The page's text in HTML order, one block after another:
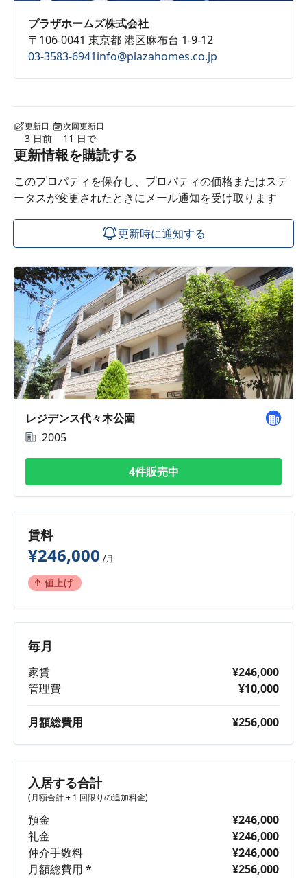
プラザホームズ株式会社
〒106-0041 東京都 港区麻布台 1-9-12
03-3583-6941info@plazahomes.co.jp
更新日
3 日前
次回更新日
11 日で
更新情報を購読する
このプロパティを保存し、プロパティの価格またはステ
ータスが変更されたときにメール通知を受け取ります
更新時に通知する
レジデンス代々木公園
2005
4件販売中
賃料
¥246,000 /月
値上げ
毎月
家賃
¥246,000
管理費
¥10,000
月額総費用 ¥256,000
入居する合計
(月額合計 + 1 回限りの追加料金)
預金
¥246,000
礼金
¥246,000
仲介手数料
¥246,000
月額総費用 *
¥256,000